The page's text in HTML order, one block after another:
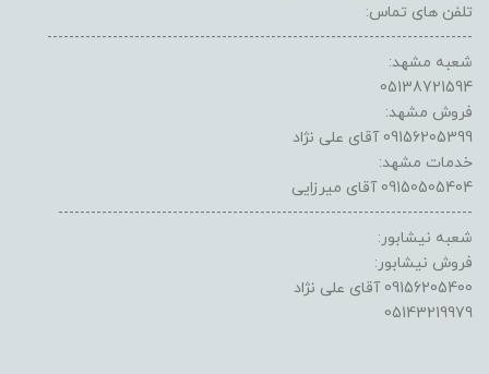
تلفن های تماس:
------------------------------------------------------------------------------
شعبه مشهد:
05138721594
فروش مشهد:
09156205399 آقای علی نژاد
خدمات مشهد:
09150505404 آقای میرزایی
----------------------------------------------------------------------------
شعبه نیشابور:
فروش نیشابور:
09156205400 آقای علی نژاد
05143219979